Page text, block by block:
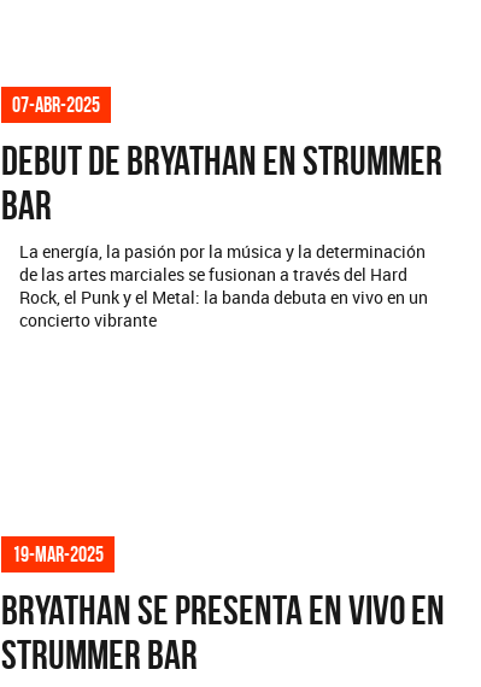
07-abr-2025
Debut de Bryathan en Strummer
Bar
La energía, la pasión por la música y la determinación
de las artes marciales se fusionan a través del Hard
Rock, el Punk y el Metal: la banda debuta en vivo en un
concierto vibrante
19-mar-2025
Bryathan se presenta en vivo en
Strummer Bar